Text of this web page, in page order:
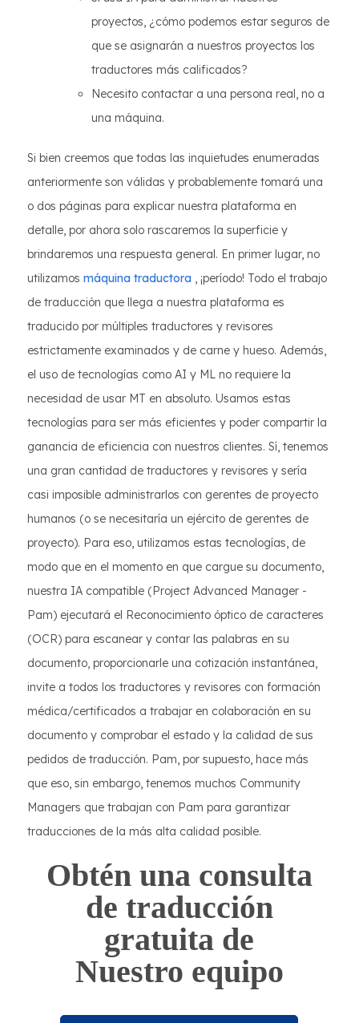
proyectos, ¿cómo podemos estar seguros de
que se asignarán a nuestros proyectos los
traductores más calificados?
Necesito contactar a una persona real, no a
una máquina.
Si bien creemos que todas las inquietudes enumeradas
anteriormente son válidas y probablemente tomará una
o dos páginas para explicar nuestra plataforma en
detalle, por ahora solo rascaremos la superficie y
brindaremos una respuesta general. En primer lugar, no
utilizamos máquina traductora , ¡período! Todo el trabajo
de traducción que llega a nuestra plataforma es
traducido por múltiples traductores y revisores
estrictamente examinados y de carne y hueso. Además,
el uso de tecnologías como AI y ML no requiere la
necesidad de usar MT en absoluto. Usamos estas
tecnologías para ser más eficientes y poder compartir la
ganancia de eficiencia con nuestros clientes. Sí, tenemos
una gran cantidad de traductores y revisores y sería
casi imposible administrarlos con gerentes de proyecto
humanos (o se necesitaría un ejército de gerentes de
proyecto). Para eso, utilizamos estas tecnologías, de
modo que en el momento en que cargue su documento,
nuestra IA compatible (Project Advanced Manager -
Pam) ejecutará el Reconocimiento óptico de caracteres
(OCR) para escanear y contar las palabras en su
documento, proporcionarle una cotización instantánea,
invite a todos los traductores y revisores con formación
médica/certificados a trabajar en colaboración en su
documento y comprobar el estado y la calidad de sus
pedidos de traducción. Pam, por supuesto, hace más
que eso, sin embargo, tenemos muchos Community
Managers que trabajan con Pam para garantizar
traducciones de la más alta calidad posible.
Obtén una consulta
de traducción
gratuita de
Nuestro equipo